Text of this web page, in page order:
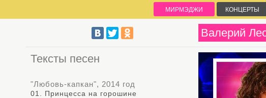
Валерий
Тексты песен
"Любовь-капкан", 2014 год
01. Принцесса на горошине
МИРМЭДЖИ КОНЦЕРТЫ